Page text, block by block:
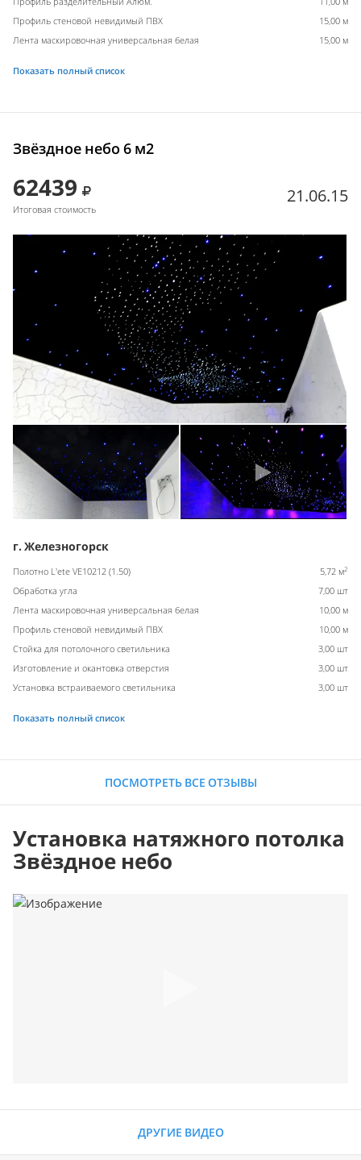
Профиль стеновой невидимый ПВХ
15,00 м
Лента маскировочная универсальная белая
15,00 м
Показать полный список
Звёздное небо 6 м2
62439
Итоговая стоимость
21.06.15
г. Железногорск
Полотно L'ete VE10212 (1.50) 5,72 м2
Обработка угла
7,00 шт
Лента маскировочная универсальная белая
10,00 м
Профиль стеновой невидимый ПВХ
10,00 м
Стойка для потолочного светильника
3,00 шт
Изготовление и окантовка отверстия
3,00 шт
Установка встраиваемого светильника
3,00 шт
Показать полный список
ПОСМОТРЕТЬ ВСЕ ОТЗЫВЫ
Установка натяжного потолка
Звёздное небо
ДРУГИЕ ВИДЕО